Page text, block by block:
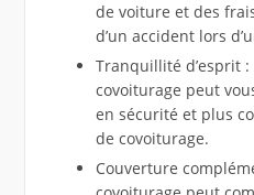
de voiture et des
d’un accident lors
Tranquillité d’esprit
covoiturage peut
en sécurité et plus
de covoiturage.
Couverture